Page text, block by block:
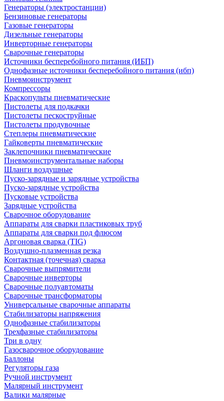
Генераторы (электростанции)
Бензиновые генераторы
Газовые генераторы
Дизельные генераторы
Инверторные генераторы
Сварочные генераторы
Источники бесперебойного питания (ИБП)
Однофазные источники бесперебойного питания (ибп)
Пневмоинструмент
Компрессоры
Краскопульты пневматические
Пистолеты для подкачки
Пистолеты пескоструйные
Пистолеты продувочные
Степлеры пневматические
Гайковерты пневматические
Заклепочники пневматические
Пневмоинструментальные наборы
Шланги воздушные
Пуско-зарядные и зарядные устройства
Пуско-зарядные устройства
Пусковые устройства
Зарядные устройства
Сварочное оборудование
Аппараты для сварки пластиковых труб
Аппараты для сварки под флюсом
Аргоновая сварка (TIG)
Воздушно-плазменная резка
Контактная (точечная) сварка
Сварочные выпрямители
Сварочные инверторы
Сварочные полуавтоматы
Сварочные трансформаторы
Универсальные сварочные аппараты
Стабилизаторы напряжения
Однофазные стабилизаторы
Трехфазные стабилизаторы
Три в одну
Газосварочное оборудование
Баллоны
Регуляторы газа
Ручной инструмент
Малярный инструмент
Валики малярные